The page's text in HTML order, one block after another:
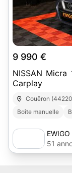
9 990 €
NISSAN
Carplay
Couëron
Boîte manuelle
51